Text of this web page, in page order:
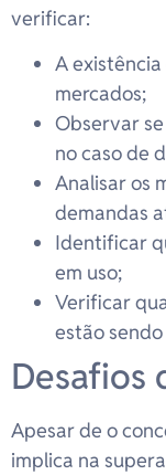
verificar:
A
mercados;
Observar
no caso de
Analisar os
demandas
Identificar
em uso;
Verificar
estão
Desafios
Apesar de o
implica na